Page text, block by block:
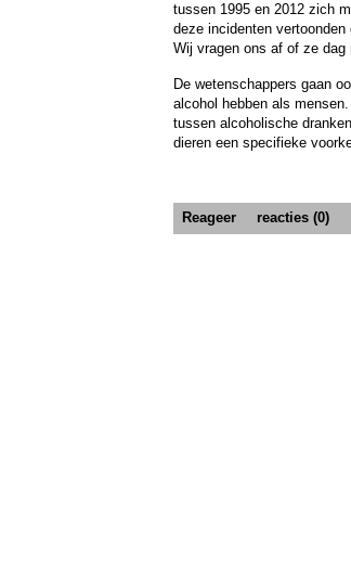
tussen 1995 en 2012 zich
deze incidenten
Wij vragen ons af of ze dag
De wetenschappers gaan
alcohol hebben als
tussen alcoholische
dieren een specifieke
Reageer reacties (0)